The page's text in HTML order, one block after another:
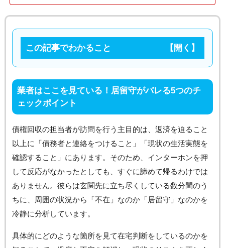
この記事でわかること
業者はここを見ている！居留守がバレる5つのチ
ェックポイント
債権回収の担当者が訪問を行う主目的は、返済を迫ること
以上に「債務者と連絡をつけること」「現状の生活実態を
確認すること」にあります。そのため、インターホンを押
して反応がなかったとしても、すぐに諦めて帰るわけでは
ありません。彼らは玄関先に立ち尽くしている数分間のう
ちに、周囲の状況から「不在」なのか「居留守」なのかを
冷静に分析しています。
具体的にどのような箇所を見て在宅判断をしているのかを